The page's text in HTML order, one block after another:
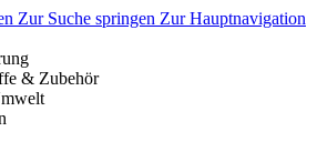
Zur Suche springen Zur Hauptnavigation
& Zubehör